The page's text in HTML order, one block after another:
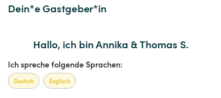
Dein*e Gastgeber*in
Hallo, ich bin Annika & Thomas S.
Ich spreche folgende Sprachen:
Deutsch Englisch